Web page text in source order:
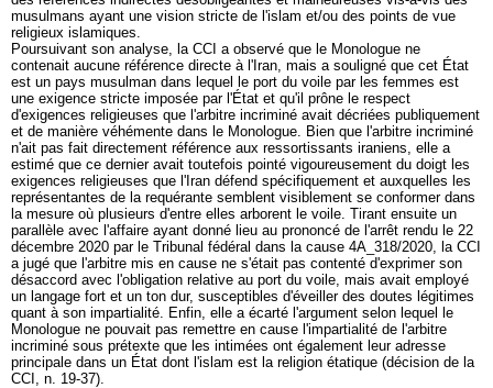
musulmans ayant une vision stricte de l'islam et/ou des points de vue
religieux islamiques.
Poursuivant son analyse, la CCI a observé que le Monologue ne
contenait aucune référence directe à l'Iran, mais a souligné que cet État
est un pays musulman dans lequel le port du voile par les femmes est
une exigence stricte imposée par l'État et qu'il prône le respect
d'exigences religieuses que l'arbitre incriminé avait décriées publiquement
et de manière véhémente dans le Monologue. Bien que l'arbitre incriminé
n'ait pas fait directement référence aux ressortissants iraniens, elle a
estimé que ce dernier avait toutefois pointé vigoureusement du doigt les
exigences religieuses que l'Iran défend spécifiquement et auxquelles les
représentantes de la requérante semblent visiblement se conformer dans
la mesure où plusieurs d'entre elles arborent le voile. Tirant ensuite un
parallèle avec l'affaire ayant donné lieu au prononcé de l'arrêt rendu le 22
décembre 2020 par le Tribunal fédéral dans la cause 4A_318/2020, la CCI
a jugé que l'arbitre mis en cause ne s'était pas contenté d'exprimer son
désaccord avec l'obligation relative au port du voile, mais avait employé
un langage fort et un ton dur, susceptibles d'éveiller des doutes légitimes
quant à son impartialité. Enfin, elle a écarté l'argument selon lequel le
Monologue ne pouvait pas remettre en cause l'impartialité de l'arbitre
incriminé sous prétexte que les intimées ont également leur adresse
principale dans un État dont l'islam est la religion étatique (décision de la
CCI, n. 19-37).